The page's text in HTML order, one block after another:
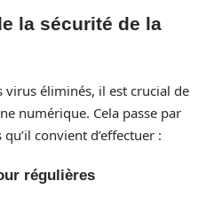
la sécurité de la
virus éliminés, il est crucial de
numérique. Cela passe par
convient d’effectuer :
régulières